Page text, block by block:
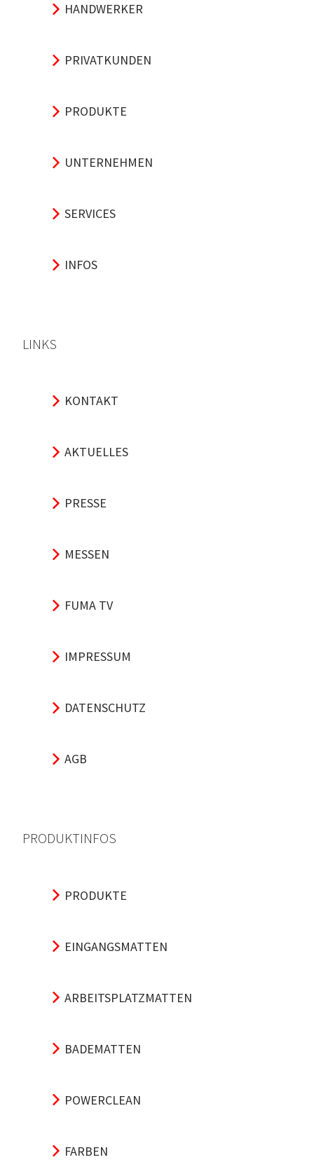
HANDWERKER
PRIVATKUNDEN
PRODUKTE
UNTERNEHMEN
SERVICES
INFOS
LINKS
KONTAKT
AKTUELLES
PRESSE
MESSEN
FUMA TV
IMPRESSUM
DATENSCHUTZ
AGB
PRODUKTINFOS
PRODUKTE
EINGANGSMATTEN
ARBEITSPLATZMATTEN
BADEMATTEN
POWERCLEAN
FARBEN